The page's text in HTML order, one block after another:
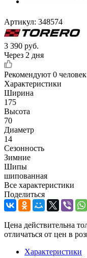
Артикул: 348574
3 390 руб.
Через 2 дня
Рекомендуют 0 человек
Характеристики
Ширина
175
Высота
70
Диаметр
14
Сезонность
Зимние
Шипы
шипованная
Все характеристики
Поделиться
Цена действительна
отличаться от цен в
Характеристики